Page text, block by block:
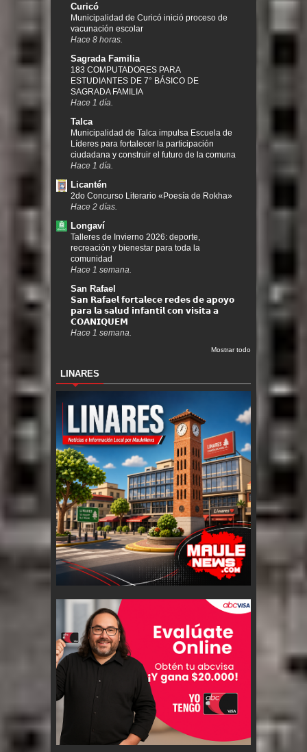
Curicó
Municipalidad de Curicó inició proceso de
vacunación escolar
Hace 8 horas.
Sagrada Familia
183 COMPUTADORES PARA
ESTUDIANTES DE 7° BÁSICO DE
SAGRADA FAMILIA
Hace 1 día.
Talca
Municipalidad de Talca impulsa Escuela de
Líderes para fortalecer la participación
ciudadana y construir el futuro de la comuna
Hace 1 día.
Licantén
2do Concurso Literario «Poesía de Rokha»
Hace 2 días.
Longaví
Talleres de Invierno 2026: deporte,
recreación y bienestar para toda la
comunidad
Hace 1 semana.
San Rafael
𝗦𝗮𝗻 𝗥𝗮𝗳𝗮𝗲𝗹 𝗳𝗼𝗿𝘁𝗮𝗹𝗲𝗰𝗲 𝗿𝗲𝗱𝗲𝘀 𝗱𝗲 𝗮𝗽𝗼𝘆𝗼
𝗽𝗮𝗿𝗮 𝗹𝗮 𝘀𝗮𝗹𝘂𝗱 𝗶𝗻𝗳𝗮𝗻𝘁𝗶𝗹 𝗰𝗼𝗻 𝘃𝗶𝘀𝗶𝘁𝗮 𝗮
𝗖𝗢𝗔𝗡𝗜𝗤𝗨𝗘𝗠
Hace 1 semana.
Mostrar todo
LINARES